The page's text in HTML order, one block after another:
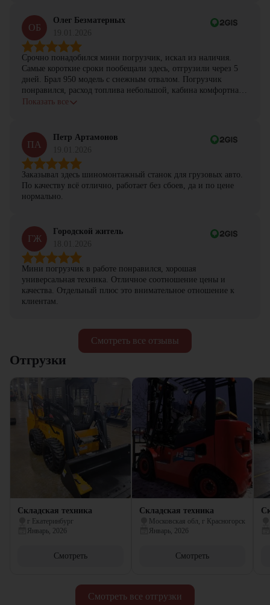
Смотреть все отзывы
ОБ
Олег Безматерных
Срочно понадобился мини погрузчик, искал из наличия.
Самые короткие сроки пообещали здесь, отгрузили через 5
дней. Брал 950 модель с снежным отвалом. Погрузчик
понравился, расход топлива небольшой, кабина комфортная,
с задачами справляется.
Показать все
ПА
Петр Артамонов
Заказывал здесь шиномонтажный станок для грузовых авто.
По качеству всё отлично, работает без сбоев, да и по цене
нормально.
ГЖ
Городской житель
Мини погрузчик в работе понравился, хорошая
универсальная техника. Отличное соотношение цены и
качества. Отдельный плюс это внимательное отношение к
клиентам.
Смотреть все отгрузки
Отгрузки
Складская техника
г Екатеринбург
Январь, 2026
Смотреть
Складская техника
Московская обл, г Красногорск
Январь, 2026
Смотреть